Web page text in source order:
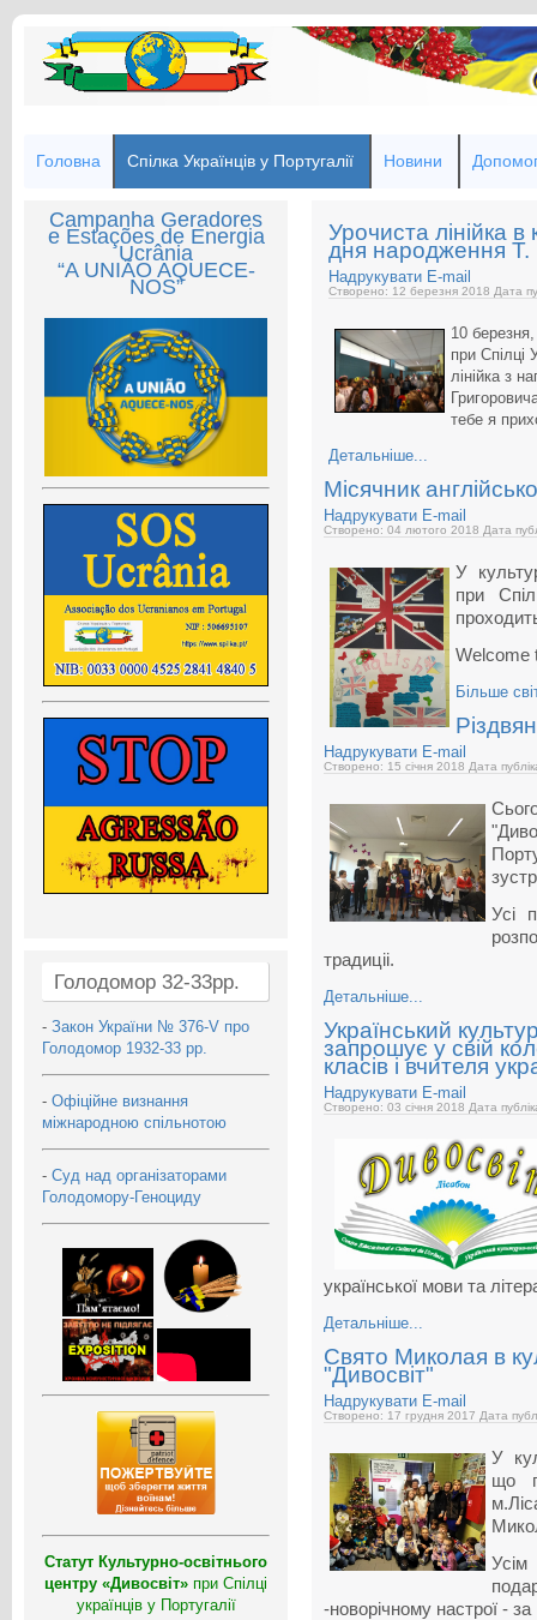
Головна Спілка Українців у Португалії Новини
Campanha Geradores
e Estações de Energia
Ucrânia
“A UNIÃO AQUECE-
NOS”
Голодомор 32-33рр.
- Закон України № 376-V про
Голодомор 1932-33 рр.
- Офіційне визнання
міжнародною спільнотою
- Суд над організаторами
Голодомору-Геноциду
Статут Культурно-освітнього
центру «Дивосвіт» при Спілці
українців у Португалії
Урочиста лінійка в
дня народження Т.
Надрукувати E-mail
Створено: 12 березня 2018 Дата
10
при Спілці
лінійка з
тебе я
Детальніше...
Місячник
Надрукувати E-mail
Створено: 04 лютого 2018 Дата
У
при
Welcome
Більше
Надрукувати E-mail
Створено: 15 січня 2018 Дата
Усі
традиціі.
Детальніше...
Український
запрошує у свій
класів і вчителя
Надрукувати E-mail
Створено: 03 січня 2018 Дата
української мови та
Детальніше...
Свято Миколая в
"Дивосвіт"
Надрукувати E-mail
Створено: 17 грудня 2017 Дата
У
що
-новорічному настрої -